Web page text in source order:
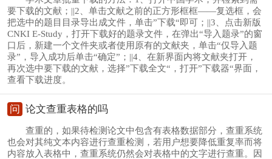
要下载的文献；||2、单击文献之前的正方形框框——复选框，会
把选中的题目目录导出成文件，单击”下载“即可；||3、点击新版
CNKI E-Study，打开下载好的题录文件，在弹出“导入题录”的窗
口后，新建一个文件夹或者使用原有的文献夹，单击“仅导入题
录”，导入成功后单击“确定”；||4、在新界面内将文献夹打开，
再次选中要下载的文献，选择”下载全文“，打开”下载器“界面，
查看下载进度。
问 论文查重表格的吗
查重的，如果待检测论文中包含有表格数据部分，查重系统
也会对其纯文本内容进行查重检测，若用户想要降低重复率而将
内容放入表格中，查重系统仍然会对表格中的文字进行查重。因